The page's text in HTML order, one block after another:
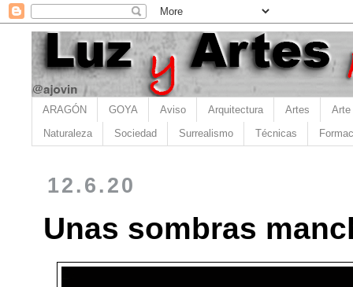
ARAGÓN GOYA Aviso Arquitectura Artes Arte
Naturaleza Sociedad Surrealismo Técnicas
12.6.20
Unas sombras